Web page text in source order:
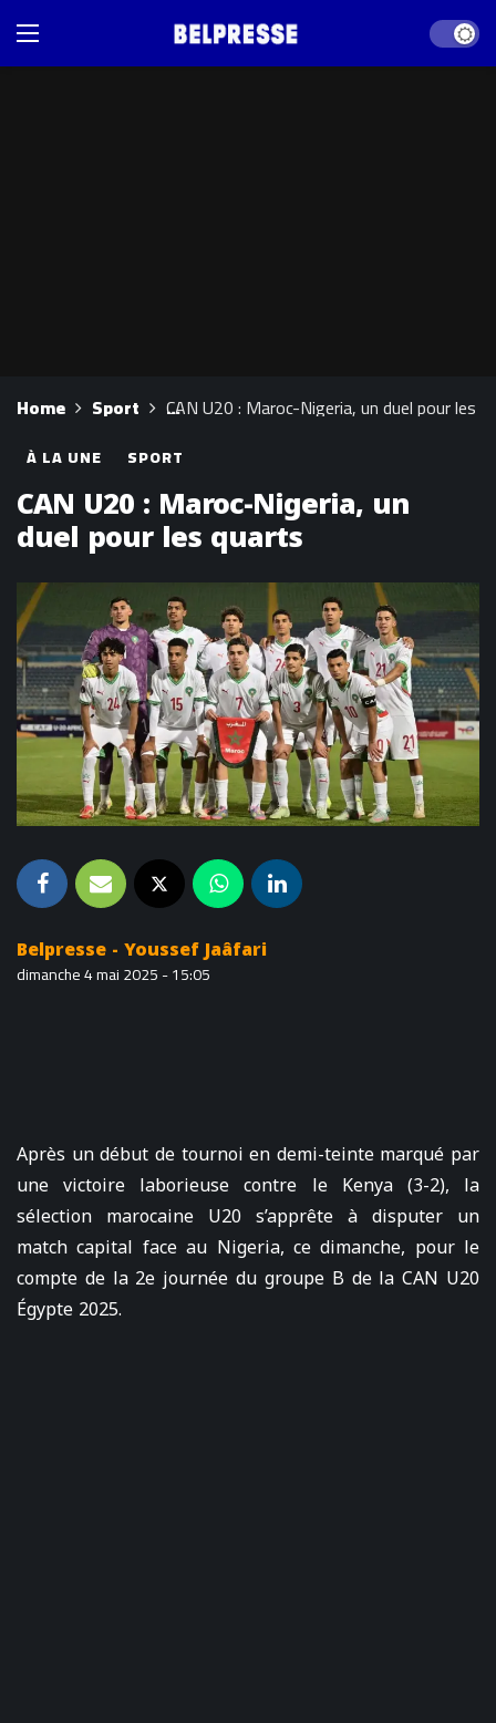
Dark
Home Sport CAN U20 : Maroc-Nigeria, un duel pour les
À LA UNE SPORT
CAN U20 : Maroc-Nigeria, un
duel pour les quarts
Belpresse - Youssef Jaâfari
dimanche 4 mai 2025 - 15:05
Après un début de tournoi en demi-teinte marqué par
une victoire laborieuse contre le Kenya (3-2), la
sélection marocaine U20 s’apprête à disputer un
match capital face au Nigeria, ce dimanche, pour le
compte de la 2e journée du groupe B de la CAN U20
Égypte 2025.